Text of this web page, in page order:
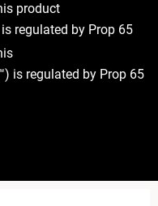
product
regulated by Prop 65
is regulated by Prop 65